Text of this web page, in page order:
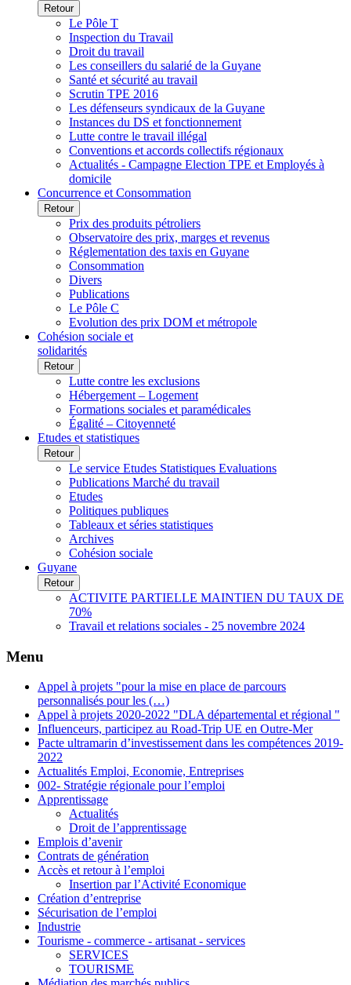
Retour
Le Pôle T
Inspection du Travail
Droit du travail
Les conseillers du salarié de la Guyane
Santé et sécurité au travail
Scrutin TPE 2016
Les défenseurs syndicaux de la Guyane
Instances du DS et fonctionnement
Lutte contre le travail illégal
Conventions et accords collectifs régionaux
Actualités - Campagne Election TPE et Employés à
domicile
Concurrence et Consommation
Retour
Prix des produits pétroliers
Observatoire des prix, marges et revenus
Réglementation des taxis en Guyane
Consommation
Divers
Publications
Le Pôle C
Evolution des prix DOM et métropole
Cohésion sociale et
solidarités
Retour
Lutte contre les exclusions
Hébergement – Logement
Formations sociales et paramédicales
Égalité – Citoyenneté
Etudes et statistiques
Retour
Le service Etudes Statistiques Evaluations
Publications Marché du travail
Etudes
Politiques publiques
Tableaux et séries statistiques
Archives
Cohésion sociale
Guyane
Retour
ACTIVITE PARTIELLE MAINTIEN DU TAUX DE
70%
Travail et relations sociales - 25 novembre 2024
Menu
Appel à projets "pour la mise en place de parcours
personnalisés pour les (…)
Appel à projets 2020-2022 "DLA départemental et régional "
Influenceurs, participez au Road-Trip UE en Outre-Mer
Pacte ultramarin d’investissement dans les compétences 2019-
2022
Actualités Emploi, Economie, Entreprises
002- Stratégie régionale pour l’emploi
Apprentissage
Actualités
Droit de l’apprentissage
Emplois d’avenir
Contrats de génération
Accès et retour à l’emploi
Insertion par l’Activité Economique
Création d’entreprise
Sécurisation de l’emploi
Industrie
Tourisme - commerce - artisanat - services
SERVICES
TOURISME